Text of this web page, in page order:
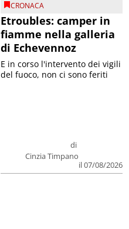
CRONACA
Etroubles: camper in
fiamme nella galleria
di Echevennoz
di
Cinzia Timpano
il 07/08/2026
E in corso l'intervento dei vigili
del fuoco, non ci sono feriti